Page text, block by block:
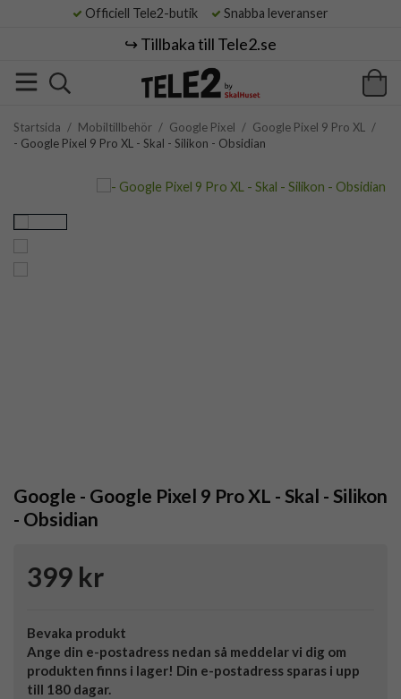
Officiell Tele2-butik Snabba leveranser
↪️ Tillbaka till Tele2.se
Startsida / Mobiltillbehör / Google Pixel / Google Pixel 9 Pro XL
/
- Google Pixel 9 Pro XL - Skal - Silikon - Obsidian
Google - Google Pixel 9 Pro XL - Skal - Silikon
- Obsidian
399 kr
Bevaka produkt
Ange din e-postadress nedan så meddelar vi dig om
produkten finns i lager! Din e-postadress sparas i upp
till 180 dagar.